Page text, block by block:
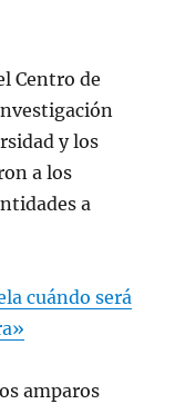
Centro de
y los
a los
a
cuándo será
amparos